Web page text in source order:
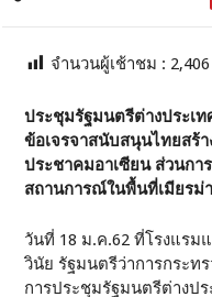
จำนวนผู้เช้าชม : 2,406
ประชุมรัฐมนตรีต่างประเท
ข้อเจรจาสนับสนุนไทยสร้า
ประชาคมอาเซียน ส่วนกา
สถานการณ์ในพื้นที่เมียรม่
วันที่ 18 ม.ค.62 ที่โรงแรม
วินัย รัฐมนตรีว่าการกระท
การประชุมรัฐมนตรีต่างปร